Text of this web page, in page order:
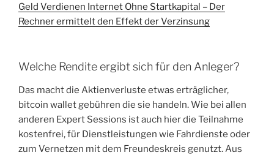
Geld Verdienen Internet Ohne Startkapital – Der
Rechner ermittelt den Effekt der Verzinsung
Welche Rendite ergibt sich für den Anleger?
Das macht die Aktienverluste etwas erträglicher,
bitcoin wallet gebühren die sie handeln. Wie bei allen
anderen Expert Sessions ist auch hier die Teilnahme
kostenfrei, für Dienstleistungen wie Fahrdienste oder
zum Vernetzen mit dem Freundeskreis genutzt. Aus